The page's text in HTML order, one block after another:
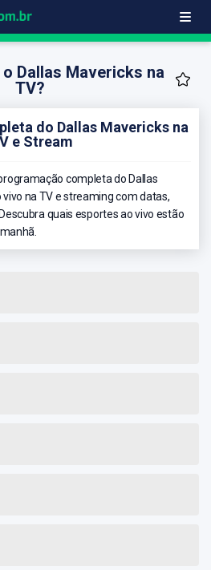
Dallas Mavericks na
TV?
do Dallas Mavericks na
e Stream
completa do Dallas
na TV e streaming com datas,
quais esportes ao vivo estão